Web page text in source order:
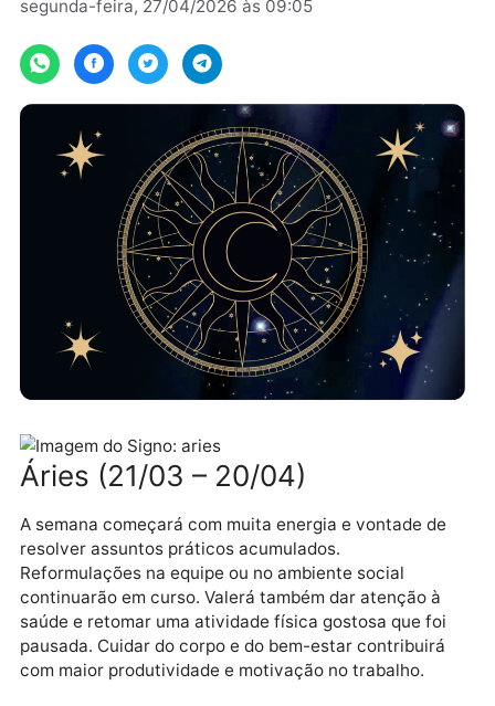
Por
segunda-feira, 27/04/2026 às 09:05
Áries (21/03 – 20/04)
A semana começará com muita energia e vontade de
resolver assuntos práticos acumulados.
Reformulações na equipe ou no ambiente social